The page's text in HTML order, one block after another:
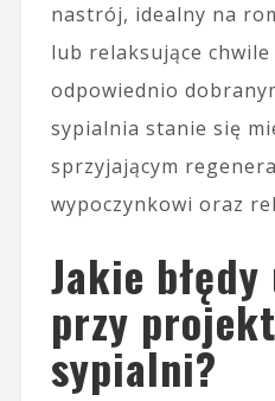
nastrój, idealny na
lub relaksujące
odpowiednio
sypialnia stanie się
sprzyjającym
wypoczynkowi oraz
Jakie
przy
sypialni?